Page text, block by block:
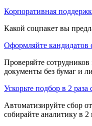
Корпоративная
Какой соцпакет вы
Оформляйте кандидатов
Проверяйте
документы без бумаг и
Ускорьте подбор в 2 раза
Автоматизируйте сбор
собирайте аналитику в 2